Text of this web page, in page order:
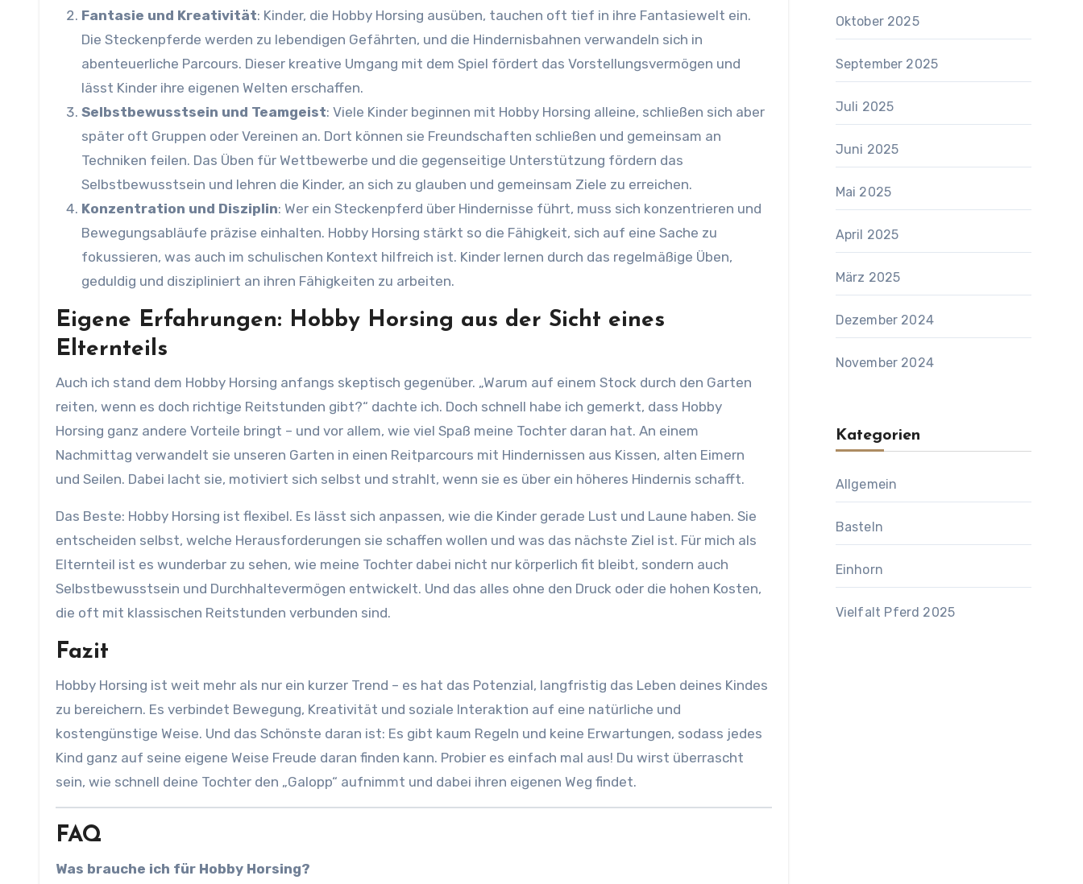
Fantasie und Kreativität: Kinder, die Hobby Horsing ausüben, tauchen oft tief in ihre Fantasiewelt ein.
Die Steckenpferde werden zu lebendigen Gefährten, und die Hindernisbahnen verwandeln sich in
abenteuerliche Parcours. Dieser kreative Umgang mit dem Spiel fördert das Vorstellungsvermögen und
lässt Kinder ihre eigenen Welten erschaffen.
Selbstbewusstsein und Teamgeist: Viele Kinder beginnen mit Hobby Horsing alleine, schließen sich aber
später oft Gruppen oder Vereinen an. Dort können sie Freundschaften schließen und gemeinsam an
Techniken feilen. Das Üben für Wettbewerbe und die gegenseitige Unterstützung fördern das
Selbstbewusstsein und lehren die Kinder, an sich zu glauben und gemeinsam Ziele zu erreichen.
Konzentration und Disziplin: Wer ein Steckenpferd über Hindernisse führt, muss sich konzentrieren und
Bewegungsabläufe präzise einhalten. Hobby Horsing stärkt so die Fähigkeit, sich auf eine Sache zu
fokussieren, was auch im schulischen Kontext hilfreich ist. Kinder lernen durch das regelmäßige Üben,
geduldig und diszipliniert an ihren Fähigkeiten zu arbeiten.
Eigene Erfahrungen: Hobby Horsing aus der Sicht eines
Elternteils
Auch ich stand dem Hobby Horsing anfangs skeptisch gegenüber. „Warum auf einem Stock durch den Garten
reiten, wenn es doch richtige Reitstunden gibt?“ dachte ich. Doch schnell habe ich gemerkt, dass Hobby
Horsing ganz andere Vorteile bringt – und vor allem, wie viel Spaß meine Tochter daran hat. An einem
Nachmittag verwandelt sie unseren Garten in einen Reitparcours mit Hindernissen aus Kissen, alten Eimern
und Seilen. Dabei lacht sie, motiviert sich selbst und strahlt, wenn sie es über ein höheres Hindernis schafft.
Das Beste: Hobby Horsing ist flexibel. Es lässt sich anpassen, wie die Kinder gerade Lust und Laune haben. Sie
entscheiden selbst, welche Herausforderungen sie schaffen wollen und was das nächste Ziel ist. Für mich als
Elternteil ist es wunderbar zu sehen, wie meine Tochter dabei nicht nur körperlich fit bleibt, sondern auch
Selbstbewusstsein und Durchhaltevermögen entwickelt. Und das alles ohne den Druck oder die hohen Kosten,
die oft mit klassischen Reitstunden verbunden sind.
Fazit
Hobby Horsing ist weit mehr als nur ein kurzer Trend – es hat das Potenzial, langfristig das Leben deines Kindes
zu bereichern. Es verbindet Bewegung, Kreativität und soziale Interaktion auf eine natürliche und
kostengünstige Weise. Und das Schönste daran ist: Es gibt kaum Regeln und keine Erwartungen, sodass jedes
Kind ganz auf seine eigene Weise Freude daran finden kann. Probier es einfach mal aus! Du wirst überrascht
sein, wie schnell deine Tochter den „Galopp“ aufnimmt und dabei ihren eigenen Weg findet.
FAQ
Was brauche ich für Hobby Horsing?
Oktober 2025
September 2025
Juli 2025
Juni 2025
Mai 2025
April 2025
März 2025
Dezember 2024
November 2024
Kategorien
Allgemein
Basteln
Einhorn
Vielfalt Pferd 2025